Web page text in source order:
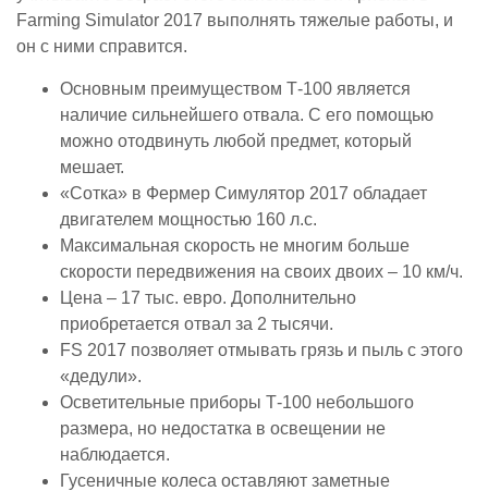
Farming Simulator 2017 выполнять тяжелые работы, и
он с ними справится.
Основным преимуществом Т-100 является
наличие сильнейшего отвала. С его помощью
можно отодвинуть любой предмет, который
мешает.
«Сотка» в Фермер Симулятор 2017 обладает
двигателем мощностью 160 л.с.
Максимальная скорость не многим больше
скорости передвижения на своих двоих – 10 км/ч.
Цена – 17 тыс. евро. Дополнительно
приобретается отвал за 2 тысячи.
FS 2017 позволяет отмывать грязь и пыль с этого
«дедули».
Осветительные приборы Т-100 небольшого
размера, но недостатка в освещении не
наблюдается.
Гусеничные колеса оставляют заметные